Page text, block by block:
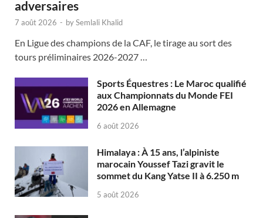
adversaires
7 août 2026 - bySemlali Khalid
En Ligue des champions de la CAF, le tirage au sort des
tours préliminaires 2026-2027 …
Sports Équestres : Le Maroc qualifié
aux Championnats du Monde FEI
2026 en Allemagne
6 août 2026
Himalaya : À 15 ans, l’alpiniste
marocain Youssef Tazi gravit le
sommet du Kang Yatse II à 6.250 m
5 août 2026